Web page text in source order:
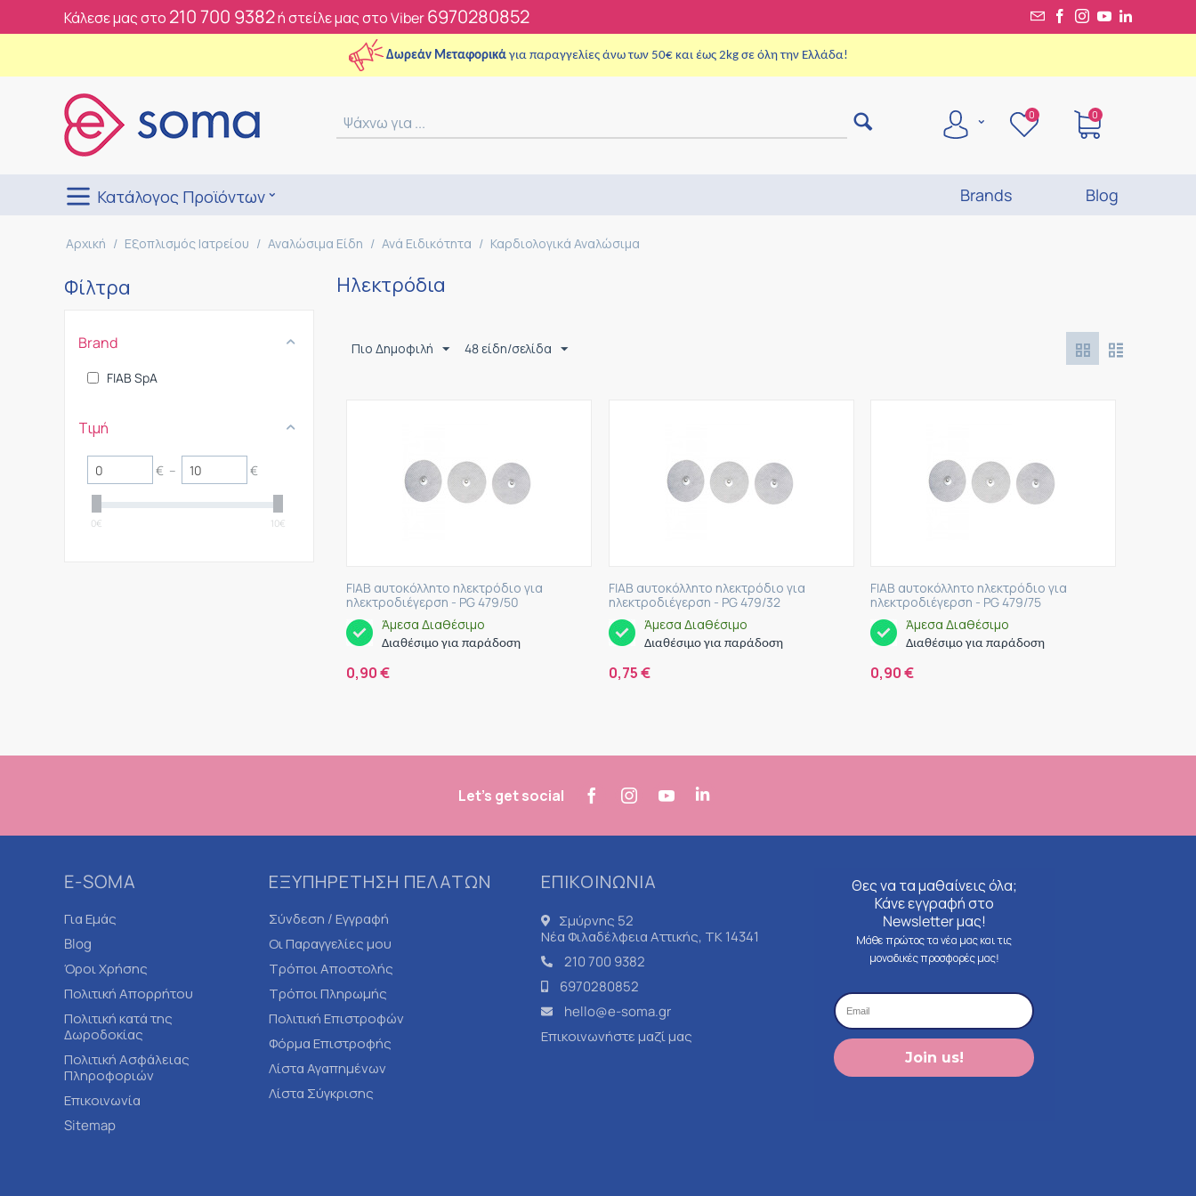
Κάλεσε μας στο 210 700 9382ή στείλε μας στο Viber6970280852
Δωρεάν Μεταφορικάγια παραγγελίες άνω των 50€ και έως 2kg σε όλη την Ελλάδα!
0 0
Κατάλογος Προϊόντων Brands Blog
Αρχική / Εξοπλισμός Ιατρείου / Αναλώσιμα Είδη / Ανά Ειδικότητα / Καρδιολογικά Αναλώσιμα
Φίλτρα
Brand
FIAB SpA
Τιμή
€ – €
0€ 10€
Ηλεκτρόδια
Πιο Δημοφιλή 48 είδη/σελίδα
FIAB αυτοκόλλητο ηλεκτρόδιο για
ηλεκτροδιέγερση - PG 479/50
Άμεσα Διαθέσιμο
Διαθέσιμο για παράδοση
0,90€
FIAB αυτοκόλλητο ηλεκτρόδιο για
ηλεκτροδιέγερση - PG 479/32
Άμεσα Διαθέσιμο
Διαθέσιμο για παράδοση
0,75€
FIAB αυτοκόλλητο ηλεκτρόδιο για
ηλεκτροδιέγερση - PG 479/75
Άμεσα Διαθέσιμο
Διαθέσιμο για παράδοση
0,90€
Let's get social
E-SOMA
Για Εμάς
Blog
Όροι Χρήσης
Πολιτική Απορρήτου
Πολιτική κατά της
Δωροδοκίας
Πολιτική Ασφάλειας
Πληροφοριών
Επικοινωνία
Sitemap
ΕΞΥΠΗΡΕΤΗΣΗ ΠΕΛΑΤΩΝ
Σύνδεση / Εγγραφή
Οι Παραγγελίες μου
Τρόποι Αποστολής
Τρόποι Πληρωμής
Πολιτική Επιστροφών
Φόρμα Επιστροφής
Λίστα Αγαπημένων
Λίστα Σύγκρισης
ΕΠΙΚΟΙΝΩΝΙΑ
Σμύρνης 52
Νέα Φιλαδέλφεια Αττικής, ΤΚ 14341
210 700 9382
6970280852
hello@e-soma.gr
Επικοινωνήστε μαζί μας
Θες να τα μαθαίνεις όλα;
Κάνε εγγραφή στο
Newsletter μας!
Μάθε πρώτος τα νέα μας και τις
μοναδικές προσφορές μας!
Join us!